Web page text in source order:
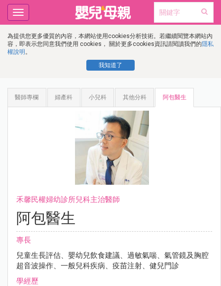
為提供您更多優質的內容，本網站使用cookies分析技術。若繼續閱覽本網站內
容，即表示您同意我們使用 cookies， 關於更多cookies資訊請閱讀我們的隱私
權說明 。
我知道了
Toggle
navigation
醫師專欄 婦產科 小兒科 其他分科 阿包醫生
禾馨民權婦幼診所兒科主治醫師
阿包醫生
專長
兒童生長評估、嬰幼兒飲食建議、過敏氣喘、氣管鏡及胸腔
超音波操作、一般兒科疾病、疫苗注射、健兒門診
學經歷